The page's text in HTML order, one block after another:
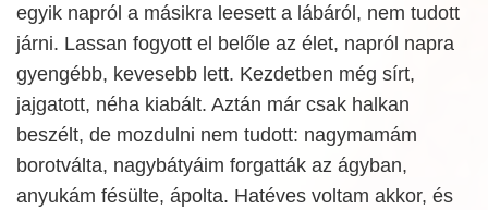
egyik napról a másikra leesett a lábáról, nem tudott
járni. Lassan fogyott el belőle az élet, napról napra
gyengébb, kevesebb lett. Kezdetben még sírt,
jajgatott, néha kiabált. Aztán már csak halkan
beszélt, de mozdulni nem tudott: nagymamám
borotválta, nagybátyáim forgatták az ágyban,
anyukám fésülte, ápolta. Hatéves voltam akkor, és